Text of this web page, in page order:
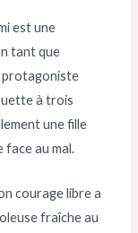
est une
tant que
protagoniste
à trois
une fille
au mal.
courage libre a
fraîche au